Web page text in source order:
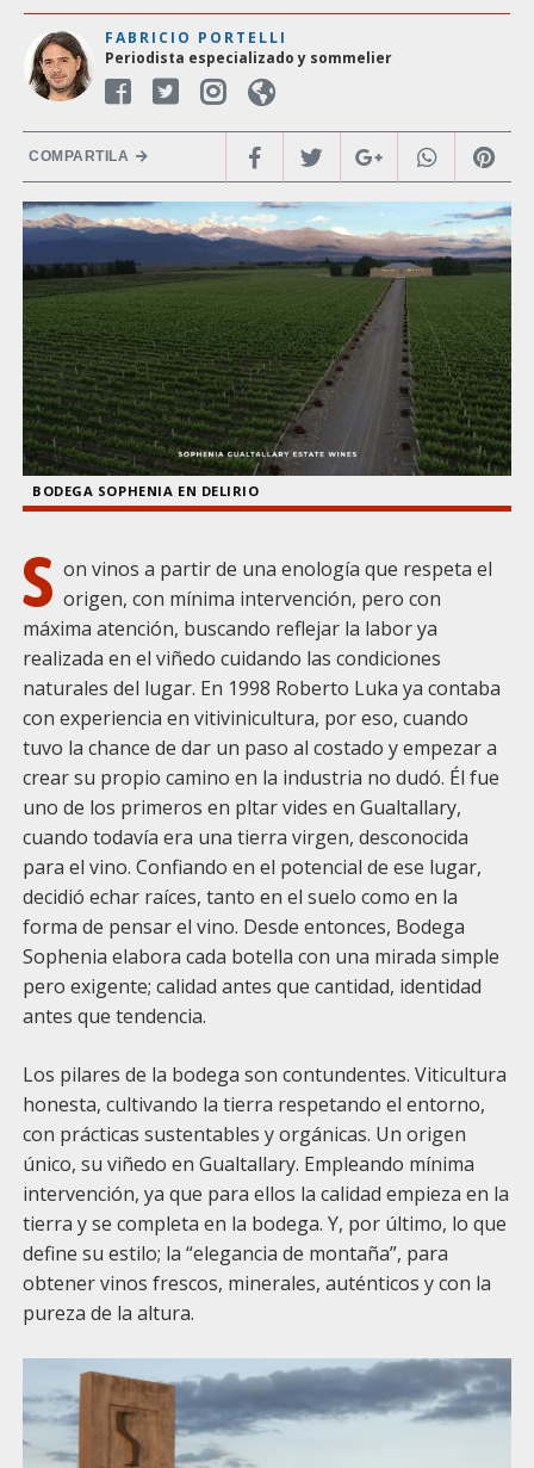
FABRICIO PORTELLI
Periodista especializado y sommelier
COMPARTILA
BODEGA SOPHENIA EN DELIRIO
S on vinos a partir de una enología que respeta el
origen, con mínima intervención, pero con
máxima atención, buscando reflejar la labor ya
realizada en el viñedo cuidando las condiciones
naturales del lugar. En 1998 Roberto Luka ya contaba
con experiencia en vitivinicultura, por eso, cuando
tuvo la chance de dar un paso al costado y empezar a
crear su propio camino en la industria no dudó. Él fue
uno de los primeros en pltar vides en Gualtallary,
cuando todavía era una tierra virgen, desconocida
para el vino. Confiando en el potencial de ese lugar,
decidió echar raíces, tanto en el suelo como en la
forma de pensar el vino. Desde entonces, Bodega
Sophenia elabora cada botella con una mirada simple
pero exigente; calidad antes que cantidad, identidad
antes que tendencia.
Los pilares de la bodega son contundentes. Viticultura
honesta, cultivando la tierra respetando el entorno,
con prácticas sustentables y orgánicas. Un origen
único, su viñedo en Gualtallary. Empleando mínima
intervención, ya que para ellos la calidad empieza en la
tierra y se completa en la bodega. Y, por último, lo que
define su estilo; la “elegancia de montaña”, para
obtener vinos frescos, minerales, auténticos y con la
pureza de la altura.